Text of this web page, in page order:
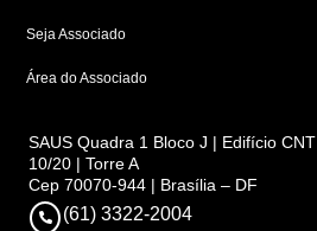
Seja Associado
Área do Associado
SAUS Quadra 1 Bloco J | Edifício
10/20 | Torre A
Cep 70070-944 | Brasília – DF
(61) 3322-2004